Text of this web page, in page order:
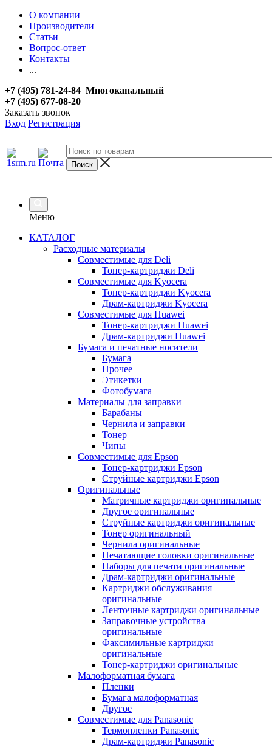
О компании
Производители
Статьи
Вопрос-ответ
Контакты
...
+7 (495) 781-24-84 Многоканальный
+7 (495) 677-08-20
Заказать звонок
Вход Регистрация
Меню
КАТАЛОГ
Расходные материалы
Совместимые для Deli
Тонер-картриджи Deli
Совместимые для Kyocera
Тонер-картриджи Kyocera
Драм-картриджи Kyocera
Совместимые для Huawei
Тонер-картриджи Huawei
Драм-картриджи Huawei
Бумага и печатные носители
Бумага
Прочее
Этикетки
Фотобумага
Материалы для заправки
Барабаны
Чернила и заправки
Тонер
Чипы
Совместимые для Epson
Тонер-картриджи Epson
Струйные картриджи Epson
Оригинальные
Матричные картриджи оригинальные
Другое оригинальные
Струйные картриджи оригинальные
Тонер оригинальный
Чернила оригинальные
Печатающие головки оригинальные
Наборы для печати оригинальные
Драм-картриджи оригинальные
Картриджи обслуживания
оригинальные
Ленточные картриджи оригинальные
Заправочные устройства
оригинальные
Факсимильные картриджи
оригинальные
Тонер-картриджи оригинальные
Малоформатная бумага
Пленки
Бумага малоформатная
Другое
Совместимые для Panasonic
Термопленки Panasonic
Драм-картриджи Panasonic